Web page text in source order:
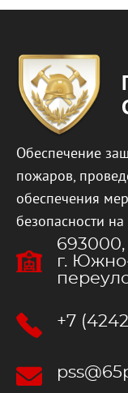
Обеспечение
пожаров,
обеспечения
безопасности
693000,
г.
+7